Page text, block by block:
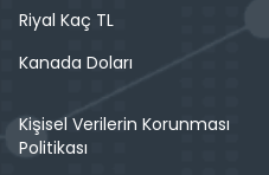
Riyal Kaç TL
Kanada Doları
Kişisel Verilerin Korunması
Politikası